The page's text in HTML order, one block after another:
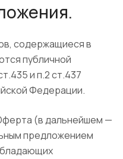
содержащиеся в
публичной
и п.2 ст.437
Федерации.
(в дальнейшем —
предложением